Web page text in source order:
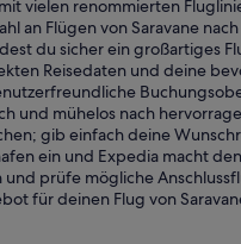
vielen renommierten
an Flügen von Saravane
du sicher ein großartiges
Reisedaten und deine
und mühelos nach
gib einfach deine
ein und Expedia macht den
und prüfe mögliche
für deinen Flug von